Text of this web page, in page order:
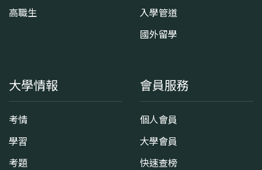
高職生
入學管道
國外留學
大學情報
考情
學習
考題
會員服務
個人會員
大學會員
快速查榜